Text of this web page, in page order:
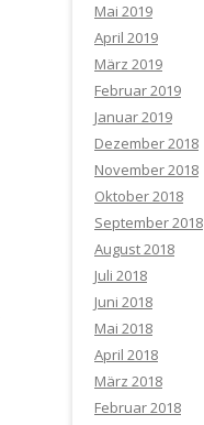
Mai 2019
April 2019
März 2019
Februar 2019
Januar 2019
Dezember 2018
November 2018
Oktober 2018
September 2018
August 2018
Juli 2018
Juni 2018
Mai 2018
April 2018
März 2018
Februar 2018